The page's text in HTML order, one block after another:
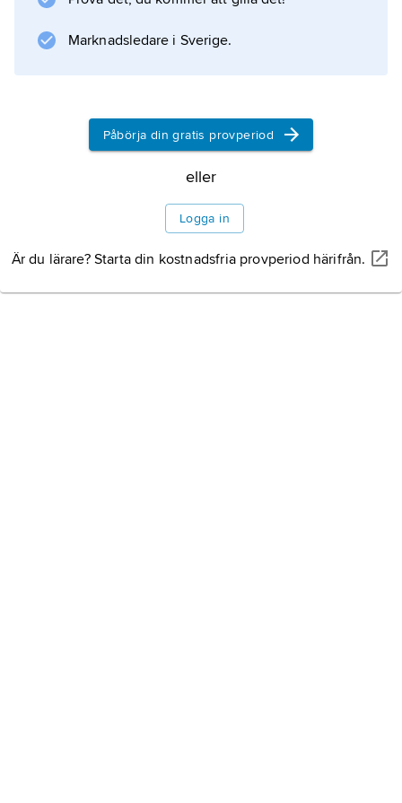
Mein Kampf
tryckt i 10 miljoner exemplar och översatt till
Information om artikeln
Marknadsledare i Sverige.
Påbörja din gratis provperiod
eller
Logga in
Är du lärare? Starta din kostnadsfria provperiod härifrån.